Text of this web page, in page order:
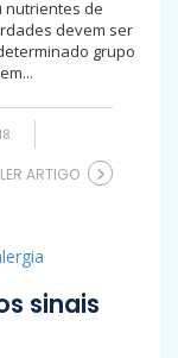
nutrientes de
devem ser
grupo
LER ARTIGO
sinais